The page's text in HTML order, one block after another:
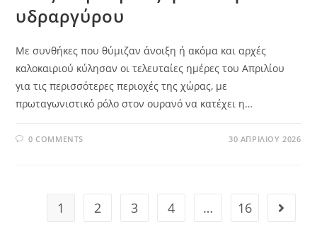
υδραργύρου
Με συνθήκες που θύμιζαν άνοιξη ή ακόμα και αρχές
καλοκαιριού κύλησαν οι τελευταίες ημέρες του Απριλίου
για τις περισσότερες περιοχές της χώρας, με
πρωταγωνιστικό ρόλο στον ουρανό να κατέχει η…
0 COMMENTS 30 ΑΠΡΙΛΊΟΥ 2026
1 2 3 4 … 16